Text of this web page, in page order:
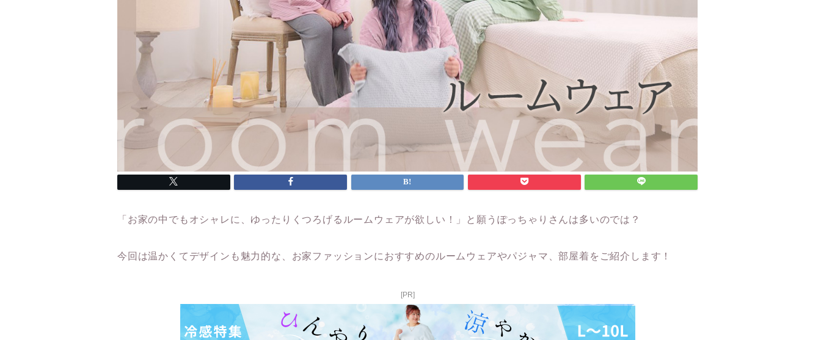
「お家の中でもオシャレに、ゆったりくつろげるルームウェアが欲しい！」と願うぽっちゃりさんは多いのでは？
今回は温かくてデザインも魅力的な、お家ファッションにおすすめのルームウェアやパジャマ、部屋着をご紹介します！
[PR]